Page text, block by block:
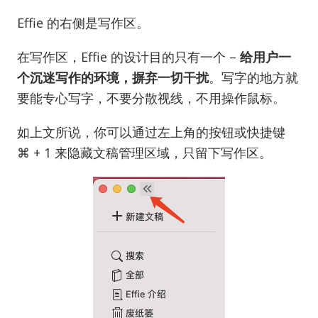
Effie 的右侧是写作区。
在写作区，Effie 的设计目的只有一个 – 给用户一
个沉迷写作的环境，摒弃一切干扰。写字的地方就
要能专心写字，不要分散视线，不用操作鼠标。
如上文所说，你可以通过左上角的按钮或快捷键
⌘ + 1 来隐藏文稿管理区域，只留下写作区。